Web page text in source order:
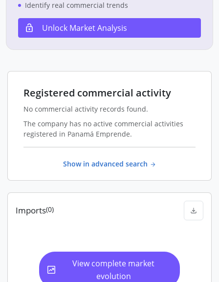
Identify real commercial trends
Unlock Market Analysis
Registered commercial activity
No commercial activity records found.
The company has no active commercial activities
registered in Panamá Emprende.
Show in advanced search
Imports(0)
View complete market
evolution